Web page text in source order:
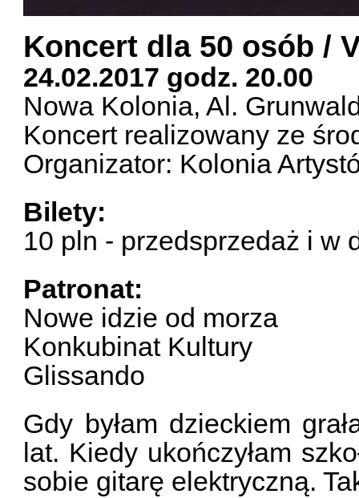
Koncert dla 50 osób /
24.02.2017 godz. 20.00
Nowa Kolonia, Al.
Koncert realizowany ze
Organizator: Kolonia
Bilety:
10 pln - przedsprzedaż i w
Patronat:
Nowe idzie od morza
Konkubinat Kultury
Glissando
Gdy byłam dzieckiem
lat. Kiedy ukończyłam
sobie gitarę elektryczną.